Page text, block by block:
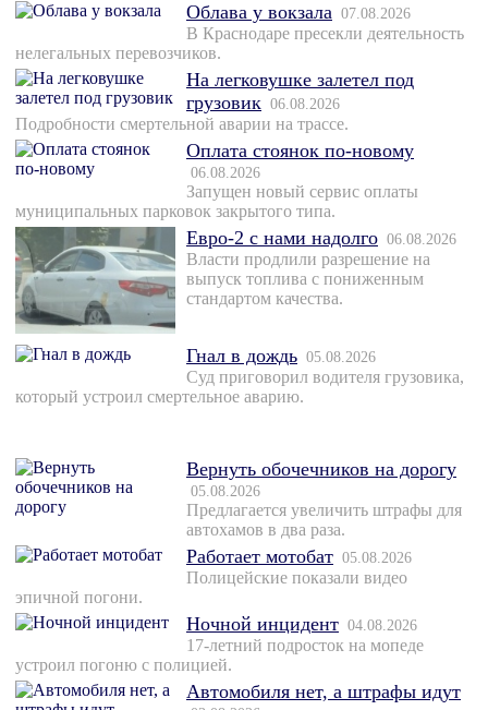
Облава у вокзала 07.08.2026
В Краснодаре пресекли деятельность
нелегальных перевозчиков.
На легковушке залетел под
грузовик 06.08.2026
Подробности смертельной аварии на трассе.
Оплата стоянок по-новому
06.08.2026
Запущен новый сервис оплаты
муниципальных парковок закрытого типа.
Евро-2 с нами надолго 06.08.2026
Власти продлили разрешение на
выпуск топлива с пониженным
стандартом качества.
Гнал в дождь 05.08.2026
Суд приговорил водителя грузовика,
который устроил смертельное аварию.
Вернуть обочечников на дорогу
05.08.2026
Предлагается увеличить штрафы для
автохамов в два раза.
Работает мотобат 05.08.2026
Полицейские показали видео
эпичной погони.
Ночной инцидент 04.08.2026
17-летний подросток на мопеде
устроил погоню с полицией.
Автомобиля нет, а штрафы идут